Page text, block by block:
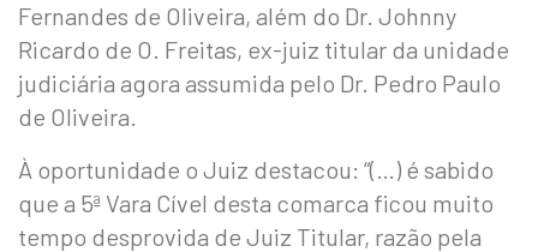
Fernandes de Oliveira, além do Dr. Johnny
Ricardo de O. Freitas, ex-juiz titular da unidade
judiciária agora assumida pelo Dr. Pedro Paulo
de Oliveira.
À oportunidade o Juiz destacou: “(…) é sabido
que a 5ª Vara Cível desta comarca ficou muito
tempo desprovida de Juiz Titular, razão pela